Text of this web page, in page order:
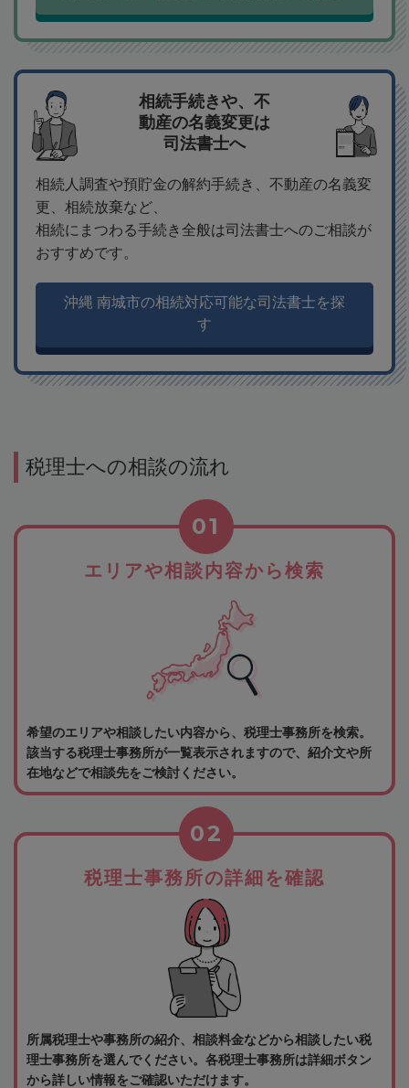
相続手続きや、不
動産の名義変更は
司法書士へ
相続人調査や預貯金の解約手続き、不動産の名義変
更、相続放棄など、
相続にまつわる手続き全般は司法書士へのご相談が
おすすめです。
沖縄 南城市の相続対応可能な司法書士を探
す
税理士への相談の流れ
エリアや相談内容から検索
01
希望のエリアや相談したい内容から、税理士事務所を検索。
該当する税理士事務所が一覧表示されますので、紹介文や所
在地などで相談先をご検討ください。
税理士事務所の詳細を確認
02
所属税理士や事務所の紹介、相談料金などから相談したい税
理士事務所を選んでください。各税理士事務所は詳細ボタン
から詳しい情報をご確認いただけます。